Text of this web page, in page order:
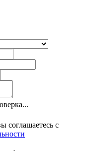
соглашаетесь с